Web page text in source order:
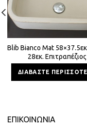
Blib Bianco Mat
28εκ. Επιτραπέζιος
Τσιμεντένιος
ΔΙΑΒΆΣΤΕ
ΕΠΙΚΟΙΝΩΝΊΑ